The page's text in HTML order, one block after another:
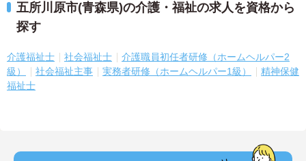
五所川原市(青森県)の介護・福祉の求人を資格から
探す
介護福祉士 社会福祉士
介護職員初任者研修（ホームヘルパー2
級）
社会福祉主事 実務者研修（ホームヘルパー1級）
精神保健
福祉士